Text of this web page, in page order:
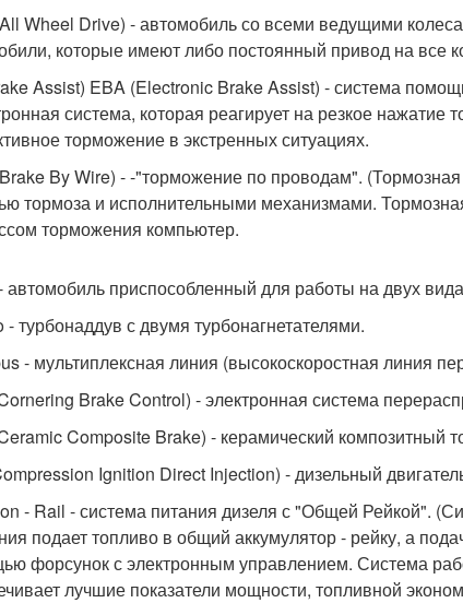
Wheel Drive) - автомобиль со всеми ведущими
которые имеют либо постоянный привод на все
Assist) EBA (Electronic Brake Assist) - система
система, которая реагирует на резкое
торможение в экстренных ситуациях.
By Wire) - -"торможение по проводам".
тормоза и исполнительными механизмами.
торможения компьютер.
автомобиль приспособленный для работы на двух
- турбонаддув с двумя турбонагнетателями.
- мультиплексная линия (высокоскоростная линия
Brake Control) - электронная система
Composite Brake) - керамический композитный
Ignition Direct Injection) - дизельный
- Rail - система питания дизеля с "Общей Рейкой".
подает топливо в общий аккумулятор - рейку, а
форсунок с электронным управлением. Система
лучшие показатели мощности, топливной